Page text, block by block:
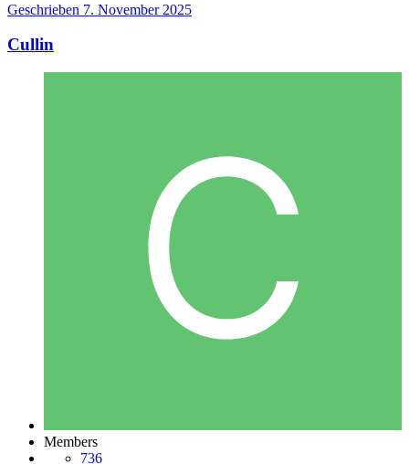
Geschrieben 7. November 2025
Cullin
Members
736